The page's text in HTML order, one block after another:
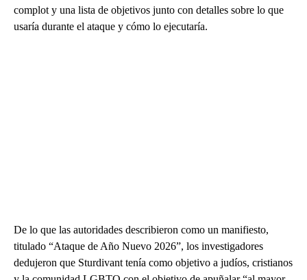
complot y una lista de objetivos junto con detalles sobre lo que
usaría durante el ataque y cómo lo ejecutaría.
De lo que las autoridades describieron como un manifiesto,
titulado “Ataque de Año Nuevo 2026”, los investigadores
dedujeron que Sturdivant tenía como objetivo a judíos, cristianos